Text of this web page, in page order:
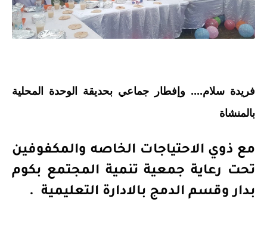
بالمنشاة
بدار وقسم الدمج بالادارة التعليمية  .